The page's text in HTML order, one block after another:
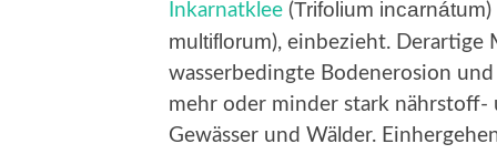
Inkarnatklee (Trifolium incarnátum)
multiflorum), einbezieht. Derartige
wasserbedingte Bodenerosion
mehr oder minder stark
Gewässer und Wälder.